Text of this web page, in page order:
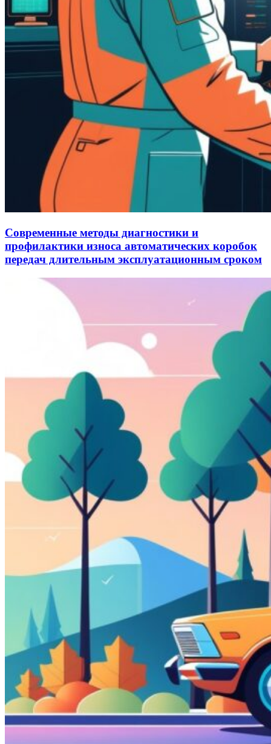
Современные методы диагностики и
профилактики износа автоматических коробок
передач длительным эксплуатационным сроком